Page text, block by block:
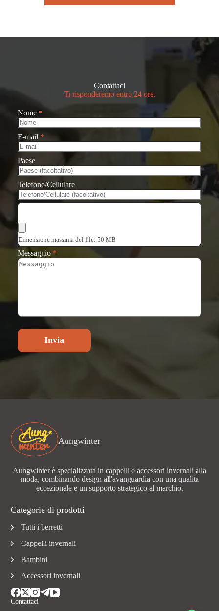
Contattaci
Ti risponderemo entro 24 ore.
Nome *
E-mail *
Paese
Telefono/Cellulare
Dimensione massima del file: 50 MB
Messaggio *
Invia
Aungwinter
Aungwinter è specializzata in cappelli e accessori invernali alla
moda, combinando design all'avanguardia con una qualità
eccezionale e un supporto strategico al marchio.
Contattaci
Categorie di prodotti
Tutti i berretti
Cappelli invernali
Bambini
Accessori invernali